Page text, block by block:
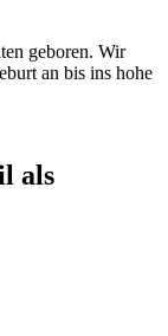
geboren. Wir
an bis ins hohe
als